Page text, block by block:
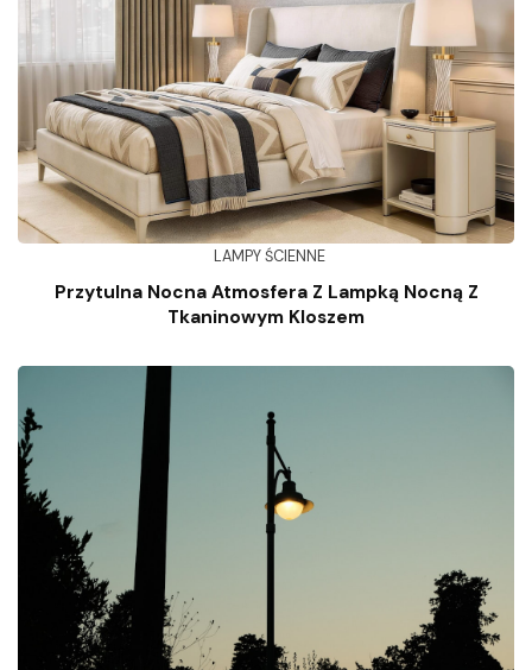
LAMPY ŚCIENNE
Przytulna Nocna Atmosfera Z Lampką Nocną Z
Tkaninowym Kloszem